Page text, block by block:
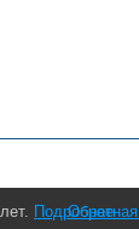
Подробнее